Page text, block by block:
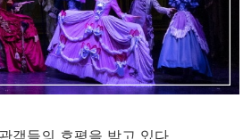
객들의 호평을 받고 있다.